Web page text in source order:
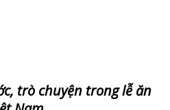
trò chuyện trong lễ ăn